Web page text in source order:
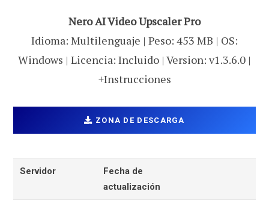
Nero AI Video Upscaler Pro
Idioma: Multilenguaje | Peso: 453 MB | OS:
Windows | Licencia: Incluido | Version: v1.3.6.0 |
+Instrucciones
ZONA DE DESCARGA
Servidor
Fecha de
actualización